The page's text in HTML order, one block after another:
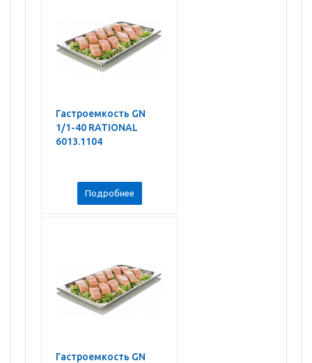
Гастроемкость GN
1/1-40 RATIONAL
6013.1104
Подробнее
Гастроемкость GN